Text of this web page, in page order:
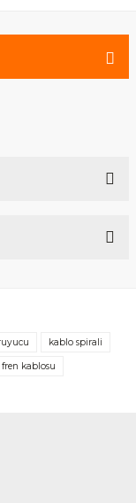
kablo spirali
fren kablosu